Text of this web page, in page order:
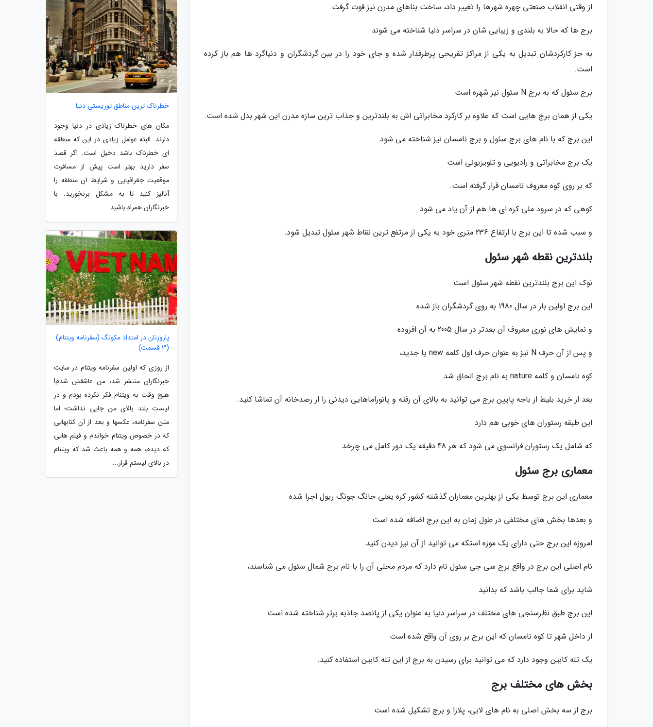
از وقتی انقلاب صنعتی چهره شهرها را تغییر داد، ساخت بناهای مدرن نیز قوت گرفت.
برج ها که حالا به بلندی و زیبایی شان در سراسر دنیا شناخته می شوند
به جز کارکردشان تبدیل به یکی از مراکز تفریحی پرطرفدار شده و جای خود را در بین گردشگران و دنیاگرد ها هم باز کرده
است.
برج سئول که به برج N سئول نیز شهره است
یکی از همان برج هایی است که علاوه بر کارکرد مخابراتی اش به بلندترین و جذاب ترین سازه مدرن این شهر بدل شده است.
این برج که با نام های برج سئول و برج نامسان نیز شناخته می شود
یک برج مخابراتی و رادیویی و تلویزیونی است
که بر روی کوه معروف نامسان قرار گرفته است.
کوهی که در سرود ملی کره ای ها هم از آن یاد می شود
و سبب شده تا این برج با ارتفاع 236 متری خود به یکی از مرتفع ترین نقاط شهر سئول تبدیل شود.
بلندترین نقطه شهر سئول
نوک این برج بلندترین نقطه شهر سئول است.
این برج اولین بار در سال 1980 به روی گردشگران باز شده
و نمایش های نوری معروف آن بعدتر در سال 2005 به آن افزوده
و پس از آن حرف N نیز به عنوان حرف اول کلمه new یا جدید،
کوه نامسان و کلمه nature به نام برج الحاق شد.
بعد از خرید بلیط از باجه پایین برج می توانید به بالای آن رفته و پانوراماهایی دیدنی را از رصدخانه آن تماشا کنید.
این طبقه رستوران های خوبی هم دارد
که شامل یک رستوران فرانسوی می شود که هر 48 دقیقه یک دور کامل می چرخد.
معماری برج سئول
معماری این برج توسط یکی از بهترین معماران گذشته کشور کره یعنی جانگ جونگ ریول اجرا شده
و بعدها بخش های مختلفی در طول زمان به این برج اضافه شده است.
امروزه این برج حتی دارای یک موزه استکه می توانید از آن نیز دیدن کنید.
نام اصلی این برج در واقع برج سی جی سئول نام دارد که مردم محلی آن را با نام برج شمال سئول می شناسند،
شاید برای شما جالب باشد که بدانید
این برج طبق نظرسنجی های مختلف در سراسر دنیا به عنوان یکی از پانصد جاذبه برتر شناخته شده است.
از داخل شهر تا کوه نامسان که این برج بر روی آن واقع شده است
یک تله کابین وجود دارد که می توانید برای رسیدن به برج از این تله کابین استفاده کنید.
بخش های مختلف برج
برج از سه بخش اصلی به نام های لابی، پلازا و برج تشکیل شده است
خطرناک ترین مناطق توریستی دنیا
مکان های خطرناک زیادی در دنیا وجود
دارند. البته عوامل زیادی در این که منطقه
ای خطرناک باشد دخیل است. اگر قصد
سفر دارید بهتر است پیش از مسافرت
موقعیت جغرافیایی و شرایط آن منطقه را
آنالیز کنید تا به مشکل برنخورید. با
خبرنگاران همراه باشید.
پاروزنان در امتداد مکونگ (سفرنامه ویتنام)
(3 قسمت)
از روزی که اولین سفرنامه ویتنام در سایت
خبرنگاران منتشر شد، من عاشقش شدم!
هیچ وقت به ویتنام فکر نکرده بودم و در
لیست بلند بالای من جایی نداشت؛ اما
متن سفرنامه، عکسها و بعد از آن کتابهایی
که در خصوص ویتنام خواندم و فیلم هایی
که دیدم، همه و همه باعث شد که ویتنام
در بالای لیستم قرار...